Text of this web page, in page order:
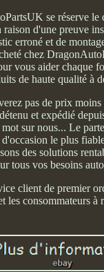
se réserve le
raison d'une preuve
erroné et de
chez
vous aider chaque
de haute qualité à
pas de prix
et expédié
sur nous... Le
le plus
des solutions
tous vos besoins
client de premier
les consommateurs à